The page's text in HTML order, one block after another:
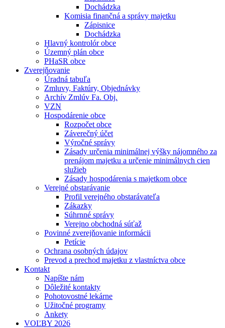
Dochádzka
Komisia finančná a správy majetku
Zápisnice
Dochádzka
Hlavný kontrolór obce
Územný plán obce
PHaSR obce
Zverejňovanie
Úradná tabuľa
Zmluvy, Faktúry, Objednávky
Archív Zmlúv Fa. Obj.
VZN
Hospodárenie obce
Rozpočet obce
Záverečný účet
Výročné správy
Zásady určenia minimálnej výšky nájomného za
prenájom majetku a určenie minimálnych cien
služieb
Zásady hospodárenia s majetkom obce
Verejné obstarávanie
Profil verejného obstarávateľa
Zákazky
Súhrnné správy
Verejno obchodná súťaž
Povinné zverejňovanie informácii
Petície
Ochrana osobných údajov
Prevod a prechod majetku z vlastníctva obce
Kontakt
Napíšte nám
Dôležité kontakty
Pohotovostné lekárne
Užitočné programy
Ankety
VOĽBY 2026